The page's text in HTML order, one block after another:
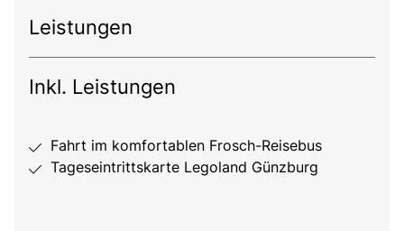
Leistungen
Inkl. Leistungen
Fahrt im komfortablen Frosch-Reisebus
Tageseintrittskarte Legoland Günzburg